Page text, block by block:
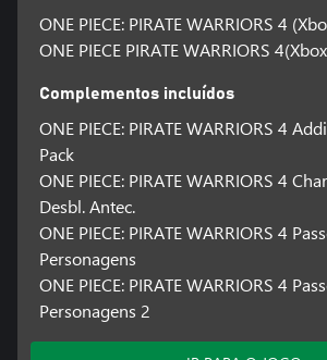
ONE PIECE: PIRATE WARRIORS 4
ONE PIECE PIRATE WARRIORS
Complementos incluídos
ONE PIECE: PIRATE WARRIORS 4
Pack
ONE PIECE: PIRATE WARRIORS 4
Desbl. Antec.
ONE PIECE: PIRATE WARRIORS 4
Personagens
ONE PIECE: PIRATE WARRIORS 4
Personagens 2